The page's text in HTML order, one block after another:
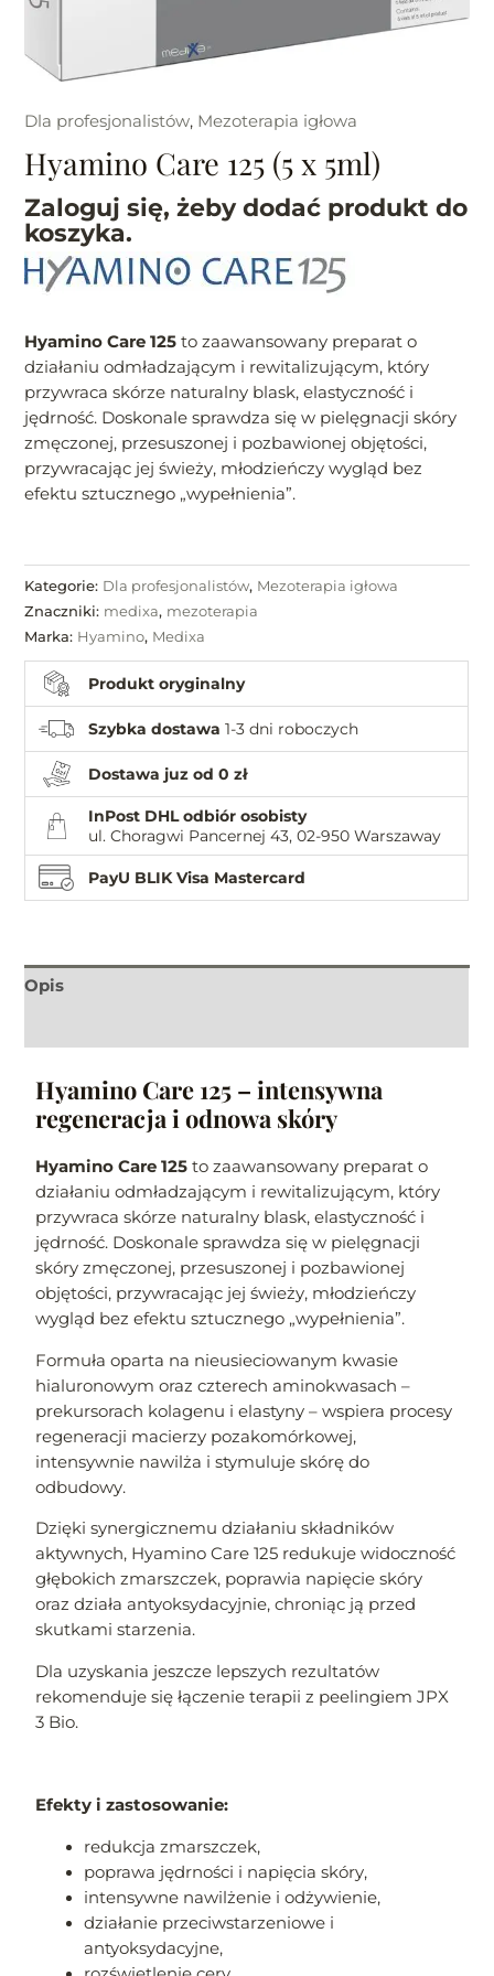
Dla profesjonalistów, Mezoterapia igłowa
Hyamino Care 125 (5 x 5ml)
Zaloguj się, żeby dodać produkt do
koszyka.
Hyamino Care 125 to zaawansowany preparat o
działaniu odmładzającym i rewitalizującym, który
przywraca skórze naturalny blask, elastyczność i
jędrność. Doskonale sprawdza się w pielęgnacji skóry
zmęczonej, przesuszonej i pozbawionej objętości,
przywracając jej świeży, młodzieńczy wygląd bez
efektu sztucznego „wypełnienia”.
Kategorie: Dla profesjonalistów, Mezoterapia igłowa
Znaczniki: medixa, mezoterapia
Marka: Hyamino, Medixa
Produkt oryginalny
Szybka dostawa 1-3 dni roboczych
Dostawa juz od 0 zł
InPost DHL odbiór osobisty
ul. Choragwi Pancernej 43, 02-950 Warszaway
PayU BLIK Visa Mastercard
Opis
Hyamino Care 125 – intensywna
regeneracja i odnowa skóry
Hyamino Care 125 to zaawansowany preparat o
działaniu odmładzającym i rewitalizującym, który
przywraca skórze naturalny blask, elastyczność i
jędrność. Doskonale sprawdza się w pielęgnacji
skóry zmęczonej, przesuszonej i pozbawionej
objętości, przywracając jej świeży, młodzieńczy
wygląd bez efektu sztucznego „wypełnienia”.
Formuła oparta na nieusieciowanym kwasie
hialuronowym oraz czterech aminokwasach –
prekursorach kolagenu i elastyny – wspiera procesy
regeneracji macierzy pozakomórkowej,
intensywnie nawilża i stymuluje skórę do
odbudowy.
Dzięki synergicznemu działaniu składników
aktywnych, Hyamino Care 125 redukuje widoczność
głębokich zmarszczek, poprawia napięcie skóry
oraz działa antyoksydacyjnie, chroniąc ją przed
skutkami starzenia.
Dla uzyskania jeszcze lepszych rezultatów
rekomenduje się łączenie terapii z peelingiem JPX
3 Bio.
Efekty i zastosowanie:
redukcja zmarszczek,
poprawa jędrności i napięcia skóry,
intensywne nawilżenie i odżywienie,
działanie przeciwstarzeniowe i
antyoksydacyjne,